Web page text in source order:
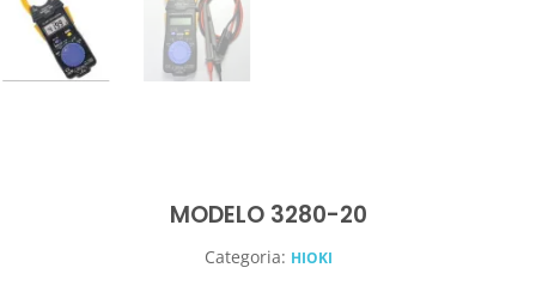
MODELO 3280-20
Categoria: HIOKI